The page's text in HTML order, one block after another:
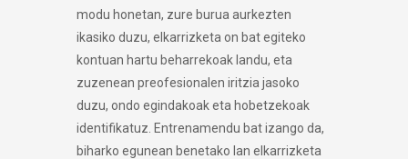
modu honetan, zure burua aurkezten
ikasiko duzu, elkarrizketa on bat egiteko
kontuan hartu beharrekoak landu, eta
zuzenean preofesionalen iritzia jasoko
duzu, ondo egindakoak eta hobetzekoak
identifikatuz. Entrenamendu bat izango da,
biharko egunean benetako lan elkarrizketa